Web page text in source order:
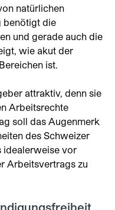
natürlichen
benötigt die
und gerade auch die
wie akut der
ist.
attraktiv, denn sie
Arbeitsrechte
soll das Augenmerk
des Schweizer
idealerweise vor
Arbeitsvertrags zu